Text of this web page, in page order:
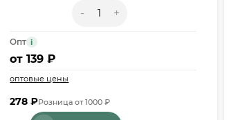
- +
Опт i
от139 ₽
оптовые цены
278₽Розница от 1000 ₽